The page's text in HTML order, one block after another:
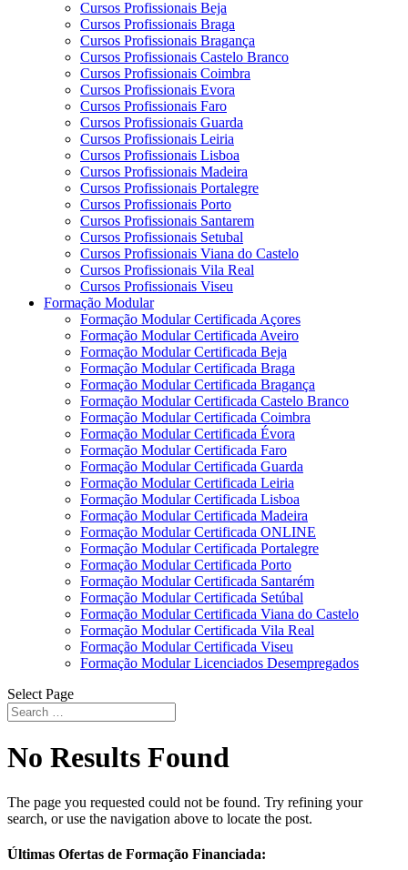
Cursos Profissionais Beja
Cursos Profissionais Braga
Cursos Profissionais Bragança
Cursos Profissionais Castelo Branco
Cursos Profissionais Coimbra
Cursos Profissionais Evora
Cursos Profissionais Faro
Cursos Profissionais Guarda
Cursos Profissionais Leiria
Cursos Profissionais Lisboa
Cursos Profissionais Madeira
Cursos Profissionais Portalegre
Cursos Profissionais Porto
Cursos Profissionais Santarem
Cursos Profissionais Setubal
Cursos Profissionais Viana do Castelo
Cursos Profissionais Vila Real
Cursos Profissionais Viseu
Formação Modular
Formação Modular Certificada Açores
Formação Modular Certificada Aveiro
Formação Modular Certificada Beja
Formação Modular Certificada Braga
Formação Modular Certificada Bragança
Formação Modular Certificada Castelo Branco
Formação Modular Certificada Coimbra
Formação Modular Certificada Évora
Formação Modular Certificada Faro
Formação Modular Certificada Guarda
Formação Modular Certificada Leiria
Formação Modular Certificada Lisboa
Formação Modular Certificada Madeira
Formação Modular Certificada ONLINE
Formação Modular Certificada Portalegre
Formação Modular Certificada Porto
Formação Modular Certificada Santarém
Formação Modular Certificada Setúbal
Formação Modular Certificada Viana do Castelo
Formação Modular Certificada Vila Real
Formação Modular Certificada Viseu
Formação Modular Licenciados Desempregados
Select Page
No Results Found
The page you requested could not be found. Try refining your
search, or use the navigation above to locate the post.
Últimas Ofertas de Formação Financiada: